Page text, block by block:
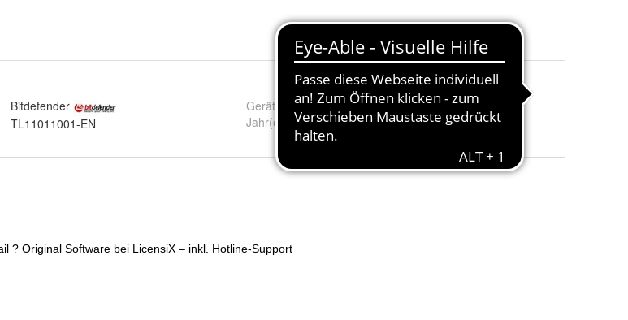
Bitdefender
TL11011001-EN
Gerät(e)
1 Gerät, 3 Geräte, 5 Geräte und 10 Geräte
Jahr(e)
1 Jahr, 3 Jahre und 2 Jahre